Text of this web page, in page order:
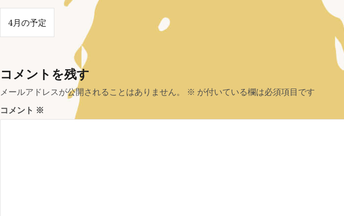
投
稿
ビ
ゲ
ー
4月の予定
コメントを残す
メールアドレスが公開されることはありません。 ※ が付いている欄は必須項目です
コメント ※